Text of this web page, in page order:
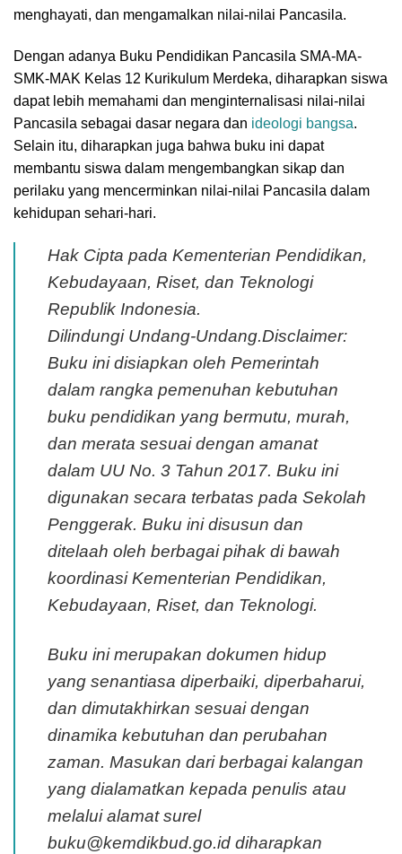
menghayati, dan mengamalkan nilai-nilai Pancasila.
Dengan adanya Buku Pendidikan Pancasila SMA-MA-
SMK-MAK Kelas 12 Kurikulum Merdeka, diharapkan siswa
dapat lebih memahami dan menginternalisasi nilai-nilai
Pancasila sebagai dasar negara dan ideologi bangsa.
Selain itu, diharapkan juga bahwa buku ini dapat
membantu siswa dalam mengembangkan sikap dan
perilaku yang mencerminkan nilai-nilai Pancasila dalam
kehidupan sehari-hari.
Hak Cipta pada Kementerian Pendidikan,
Kebudayaan, Riset, dan Teknologi
Republik Indonesia.
Dilindungi Undang-Undang.Disclaimer:
Buku ini disiapkan oleh Pemerintah
dalam rangka pemenuhan kebutuhan
buku pendidikan yang bermutu, murah,
dan merata sesuai dengan amanat
dalam UU No. 3 Tahun 2017. Buku ini
digunakan secara terbatas pada Sekolah
Penggerak. Buku ini disusun dan
ditelaah oleh berbagai pihak di bawah
koordinasi Kementerian Pendidikan,
Kebudayaan, Riset, dan Teknologi.
Buku ini merupakan dokumen hidup
yang senantiasa diperbaiki, diperbaharui,
dan dimutakhirkan sesuai dengan
dinamika kebutuhan dan perubahan
zaman. Masukan dari berbagai kalangan
yang dialamatkan kepada penulis atau
melalui alamat surel
buku@kemdikbud.go.id diharapkan